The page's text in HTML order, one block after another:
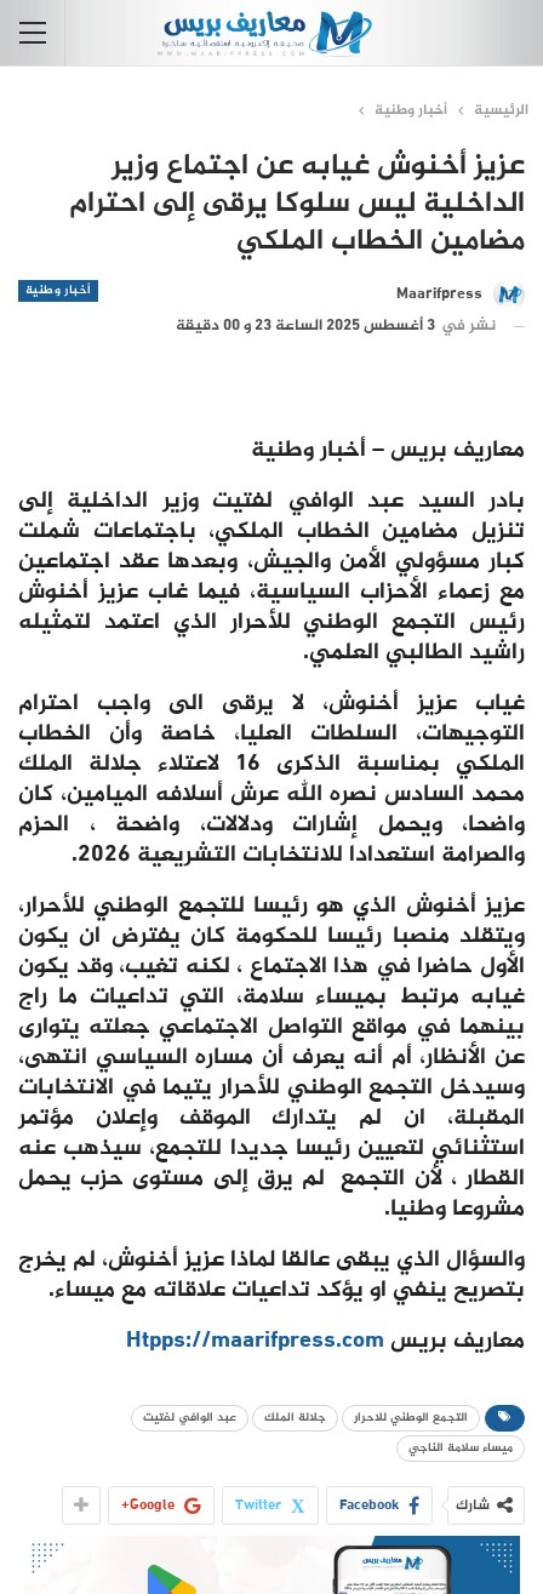
الرئيسية أخبار وطنية
عزيز أخنوش غيابه عن اجتماع وزير
الداخلية ليس سلوكا يرقى إلى احترام
مضامين الخطاب الملكي
أخبار وطنية
Maarifpress
نشر في 3 أغسطس 2025 الساعة 23 و 00 دقيقة
معاريف بريس – أخبار وطنية
بادر السيد عبد الوافي لفتيت وزير الداخلية إلى
تنزيل مضامين الخطاب الملكي، باجتماعات شملت
كبار مسؤولي الأمن والجيش، وبعدها عقد اجتماعين
مع زعماء الأحزاب السياسية، فيما غاب عزيز أخنوش
رئيس التجمع الوطني للأحرار الذي اعتمد لتمثيله
راشيد الطالبي العلمي.
غياب عزيز أخنوش، لا يرقى الى واجب احترام
التوجيهات، السلطات العليا، خاصة وأن الخطاب
الملكي بمناسبة الذكرى 16 لاعتلاء جلالة الملك
محمد السادس نصره الله عرش أسلافه الميامين، كان
واضحا، ويحمل إشارات ودلالات، واضحة ، الحزم
والصرامة استعدادا للانتخابات التشريعية 2026.
عزيز أخنوش الذي هو رئيسا للتجمع الوطني للأحرار،
ويتقلد منصبا رئيسا للحكومة كان يفترض ان يكون
الأول حاضرا في هذا الاجتماع ، لكنه تغيب، وقد يكون
غيابه مرتبط بميساء سلامة، التي تداعيات ما راج
بينهما في مواقع التواصل الاجتماعي جعلته يتوارى
عن الأنظار، أم أنه يعرف أن مساره السياسي انتهى،
وسيدخل التجمع الوطني للأحرار يتيما في الانتخابات
المقبلة، ان لم يتدارك الموقف وإعلان مؤتمر
استثنائي لتعيين رئيسا جديدا للتجمع، سيذهب عنه
القطار ، لأن التجمع لم يرق إلى مستوى حزب يحمل
مشروعا وطنيا.
والسؤال الذي يبقى عالقا لماذا عزيز أخنوش، لم يخرج
بتصريح ينفي او يؤكد تداعيات علاقاته مع ميساء.
معاريف بريسHtpps://maarifpress.com
التجمع الوطني للاحرار جلالة الملك
عبد الوافي لفتيت
ميساء سلامة الناجي
شارك Facebook
Twitter
Google+